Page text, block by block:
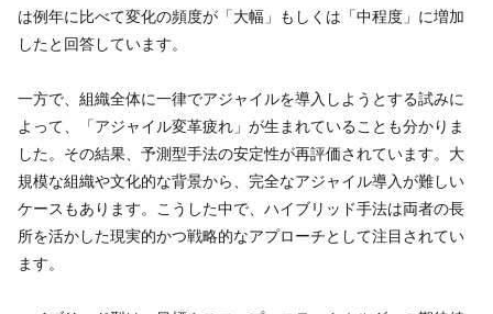
は例年に比べて変化の頻度が「大幅」もしくは「中程度」に増加
したと回答しています。
一方で、組織全体に一律でアジャイルを導入しようとする試みに
よって、「アジャイル変革疲れ」が生まれていることも分かりま
した。その結果、予測型手法の安定性が再評価されています。大
規模な組織や文化的な背景から、完全なアジャイル導入が難しい
ケースもあります。こうした中で、ハイブリッド手法は両者の長
所を活かした現実的かつ戦略的なアプローチとして注目されてい
ます。